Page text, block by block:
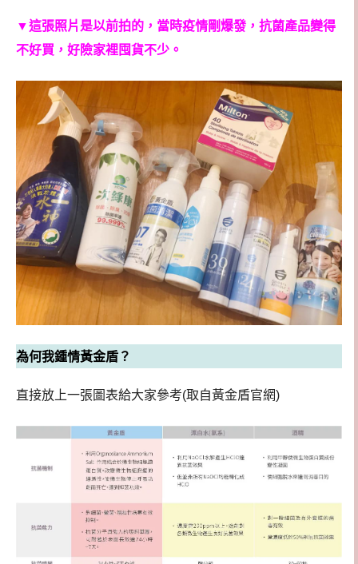
▼這張照片是以前拍的，當時疫情剛爆發，抗菌產品變得
不好買，好險家裡囤貨不少。
為何我鍾情黃金盾？
直接放上一張圖表給大家參考(取自黃金盾官網)